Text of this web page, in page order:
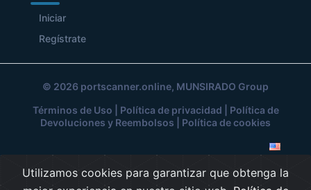
Iniciar
Regístrate
© 2026 portscanner.online, MUNSIRADO Group
Términos de Uso
Política de privacidad
Política de
Devoluciones y Reembolsos
Política de cookies
Utilizamos cookies para garantizar que obtenga la